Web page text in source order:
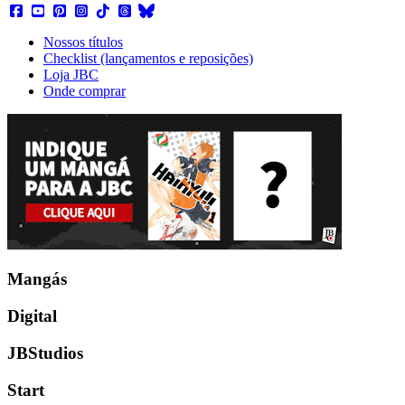
Nossos títulos
Checklist (lançamentos e reposições)
Loja JBC
Onde comprar
Mangás
Digital
JBStudios
Start